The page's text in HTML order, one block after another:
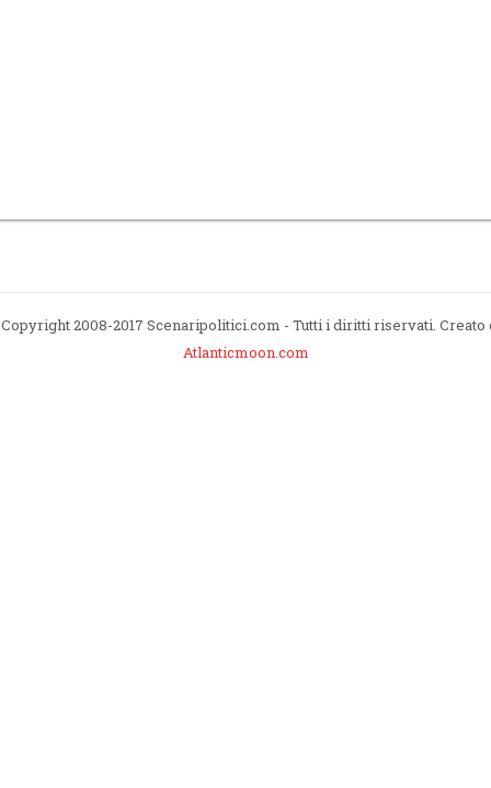
2008-2017 Scenaripolitici.com - Tutti i diritti riservati. Creato
Atlanticmoon.com